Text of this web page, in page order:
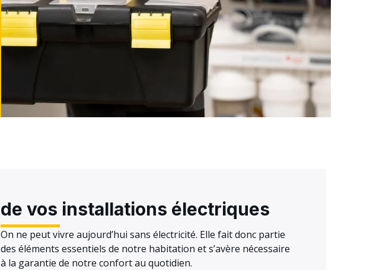
de vos installations électriques
On ne peut vivre aujourd’hui sans électricité. Elle fait donc partie
des éléments essentiels de notre habitation et s’avère nécessaire
à la garantie de notre confort au quotidien.